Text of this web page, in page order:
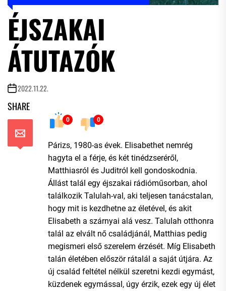
ÉJSZAKAI
ÁTUTAZÓK
2022.11.22.
SHARE
0 0
Párizs, 1980-as évek. Elisabethet nemrég
hagyta el a férje, és két tinédzseréről,
Matthiasról és Juditról kell gondoskodnia.
Állást talál egy éjszakai rádióműsorban, ahol
találkozik Talulah-val, aki teljesen tanácstalan,
hogy mit is kezdhetne az életével, és akit
Elisabeth a szárnyai alá vesz. Talulah otthonra
talál az elvált nő családjánál, Matthias pedig
megismeri első szerelem érzését. Míg Elisabeth
talán életében először rátalál a saját útjára. Az
új család feltétel nélkül szeretni kezdi egymást,
küzdenek egymással, úgy érzik, ezek egy új élet